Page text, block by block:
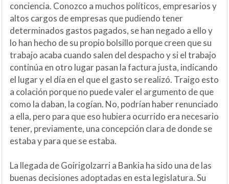
conciencia. Conozco a muchos políticos, empresarios y
altos cargos de empresas que pudiendo tener
determinados gastos pagados, se han negado a ello y
lo han hecho de su propio bolsillo porque creen que su
trabajo acaba cuando salen del despacho y si el trabajo
continúa en otro lugar pasan la factura justa, indicando
el lugar y el día en el que el gasto se realizó. Traigo esto
a colación porque no puede valer el argumento de que
como la daban, la cogían. No, podrían haber renunciado
a ella, pero para que eso hubiera ocurrido era necesario
tener, previamente, una concepción clara de donde se
estaba y para que se estaba.
La llegada de Goirigolzarri a Bankia ha sido una de las
buenas decisiones adoptadas en esta legislatura. Su